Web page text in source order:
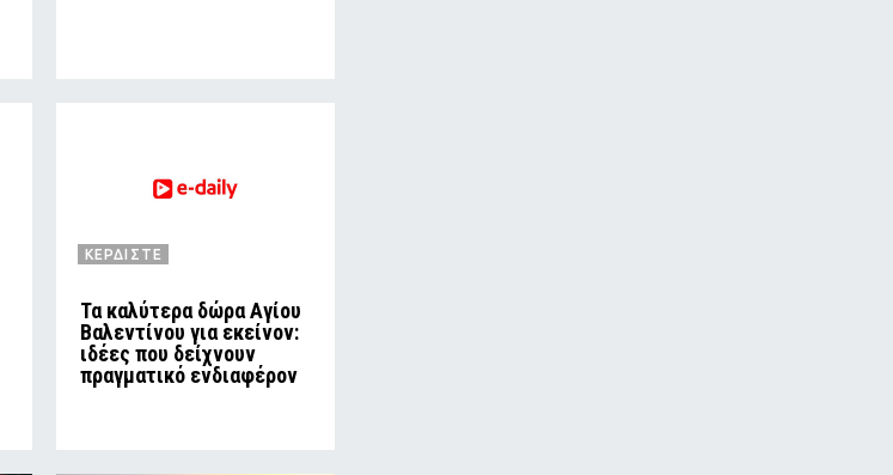
ΚΕΡΔΙΣΤΕ
Τα καλύτερα δώρα Αγίου
Βαλεντίνου για εκείνον:
ιδέες που δείχνουν
πραγματικό ενδιαφέρον